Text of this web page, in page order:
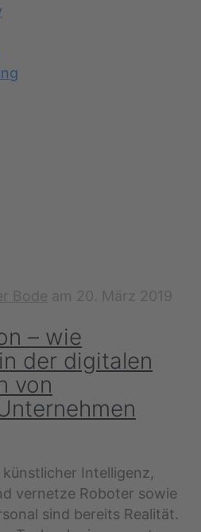
Bode am 20. März 2019
– wie
der digitalen
von
Intelligenz,
vernetze Roboter sowie
sind bereits Realität.